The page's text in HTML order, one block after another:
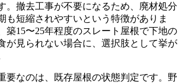
。撤去工事が不要になるため、廃材処分
も短縮されやすいという特徴がありま
築15〜25年程度のスレート屋根で下地の
が見られない場合に、選択肢として挙が
要なのは、既存屋根の状態判定です。野